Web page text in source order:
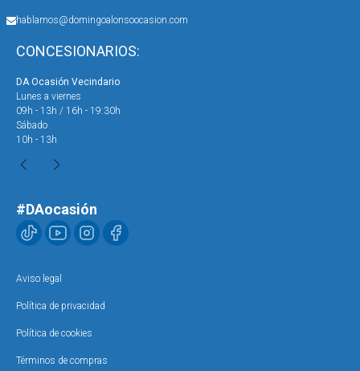
hablamos@domingoalonsoocasion.com
CONCESIONARIOS:
DA Ocasión Vecindario
Lunes a viernes
09h - 13h / 16h - 19:30h
Sábado
10h - 13h
#DAocasión
Aviso legal
Política de privacidad
Política de cookies
Términos de compras